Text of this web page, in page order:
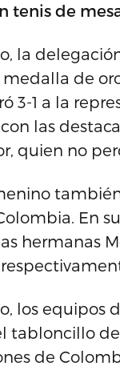
tenis de
la
medalla de
3-1 a la
las
quien no
En
hermanas
los equipos
tabloncillo de
de